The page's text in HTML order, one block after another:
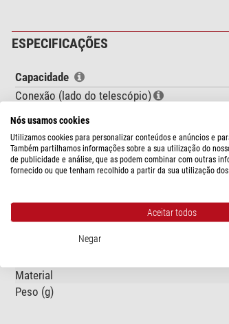
ESPECIFICAÇÕES
Capacidade
Conexão (lado do telescópio)
Comprimento da rosca (mm)
Comprimento da ótica (mm)
Passagem livre (mm)
Rosca para filtro
Geral
Tipo
Tipo de construção
Material
Peso (g)
Nós usamos cookies
Utilizamos cookies para personalizar conteúdos e anúncios e
Também partilhamos informações sobre a sua utilização do
de publicidade e análise, que as podem combinar com outras
fornecido ou que tenham recolhido a partir da sua utilização
Aceitar todos
Negar